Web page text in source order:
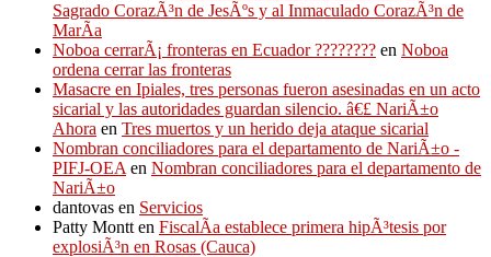
Sagrado CorazÃ³n de JesÃºs y al Inmaculado CorazÃ³n de
MarÃ­a
Noboa cerrarÃ¡ fronteras en Ecuador ???????? en Noboa
ordena cerrar las fronteras
Masacre en Ipiales, tres personas fueron asesinadas en un acto
sicarial y las autoridades guardan silencio. â€£ NariÃ±o
Ahora en Tres muertos y un herido deja ataque sicarial
Nombran conciliadores para el departamento de NariÃ±o -
PIFJ-OEA en Nombran conciliadores para el departamento de
NariÃ±o
dantovas en Servicios
Patty Montt en FiscalÃ­a establece primera hipÃ³tesis por
explosiÃ³n en Rosas (Cauca)